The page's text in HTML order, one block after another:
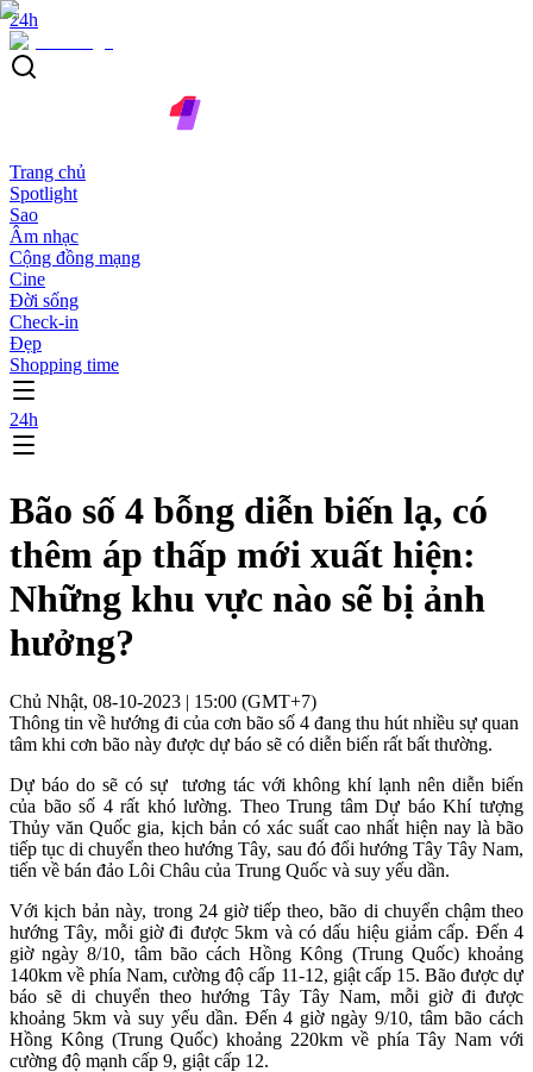
24h
Trang chủ
Spotlight
Sao
Âm nhạc
Cộng đồng mạng
Cine
Đời sống
Check-in
Đẹp
Shopping time
24h
Bão số 4 bỗng diễn biến lạ, có
thêm áp thấp mới xuất hiện:
Những khu vực nào sẽ bị ảnh
hưởng?
Chủ Nhật, 08-10-2023 | 15:00 (GMT+7)
Thông tin về hướng đi của cơn bão số 4 đang thu hút nhiều sự quan
tâm khi cơn bão này được dự báo sẽ có diễn biến rất bất thường.
Dự báo do sẽ có sự tương tác với không khí lạnh nên diễn biến
của bão số 4 rất khó lường. Theo Trung tâm Dự báo Khí tượng
Thủy văn Quốc gia, kịch bản có xác suất cao nhất hiện nay là bão
tiếp tục di chuyển theo hướng Tây, sau đó đổi hướng Tây Tây Nam,
tiến về bán đảo Lôi Châu của Trung Quốc và suy yếu dần.
Với kịch bản này, trong 24 giờ tiếp theo, bão di chuyển chậm theo
hướng Tây, mỗi giờ đi được 5km và có dấu hiệu giảm cấp. Đến 4
giờ ngày 8/10, tâm bão cách Hồng Kông (Trung Quốc) khoảng
140km về phía Nam, cường độ cấp 11-12, giật cấp 15. Bão được dự
báo sẽ di chuyển theo hướng Tây Tây Nam, mỗi giờ đi được
khoảng 5km và suy yếu dần. Đến 4 giờ ngày 9/10, tâm bão cách
Hồng Kông (Trung Quốc) khoảng 220km về phía Tây Nam với
cường độ mạnh cấp 9, giật cấp 12.